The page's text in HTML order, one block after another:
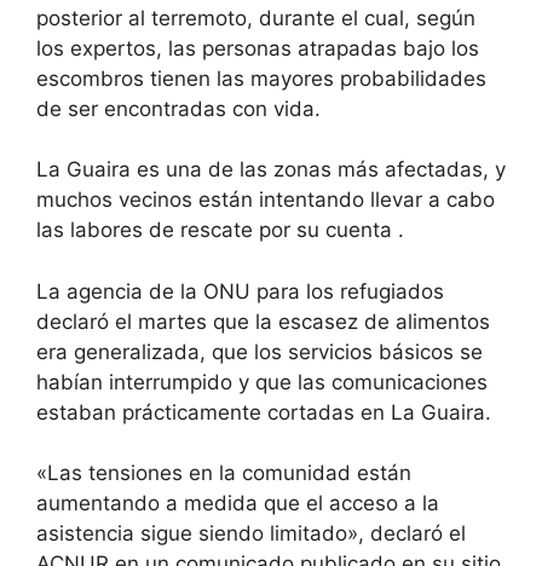
posterior al terremoto, durante el cual, según
los expertos, las personas atrapadas bajo los
escombros tienen las mayores probabilidades
de ser encontradas con vida.
La Guaira es una de las zonas más afectadas, y
muchos vecinos están intentando llevar a cabo
las labores de rescate por su cuenta .
La agencia de la ONU para los refugiados
declaró el martes que la escasez de alimentos
era generalizada, que los servicios básicos se
habían interrumpido y que las comunicaciones
estaban prácticamente cortadas en La Guaira.
«Las tensiones en la comunidad están
aumentando a medida que el acceso a la
asistencia sigue siendo limitado», declaró el